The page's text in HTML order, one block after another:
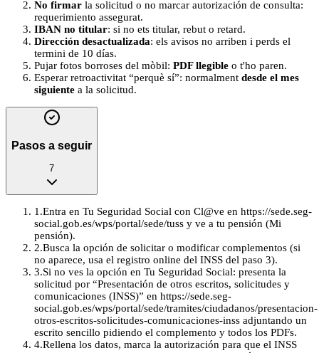
No firmar la solicitud o no marcar autorización de consulta:
requerimiento assegurat.
IBAN no titular: si no ets titular, rebut o retard.
Dirección desactualizada: els avisos no arriben i perds el
termini de 10 días.
Pujar fotos borroses del mòbil: PDF llegible o t'ho paren.
Esperar retroactivitat “perquè sí”: normalment desde el mes
siguiente a la solicitud.
Pasos a seguir
7
1 .Entra en Tu Seguridad Social con Cl@ve en https://sede.seg-
social.gob.es/wps/portal/sede/tuss y ve a tu pensión (Mi
pensión).
2.Busca la opción de solicitar o modificar complementos (si
no aparece, usa el registro online del INSS del paso 3).
3.Si no ves la opción en Tu Seguridad Social: presenta la
solicitud por “Presentación de otros escritos, solicitudes y
comunicaciones (INSS)” en https://sede.seg-
social.gob.es/wps/portal/sede/tramites/ciudadanos/presentacion-
otros-escritos-solicitudes-comunicaciones-inss adjuntando un
escrito sencillo pidiendo el complemento y todos los PDFs.
4.Rellena los datos, marca la autorización para que el INSS